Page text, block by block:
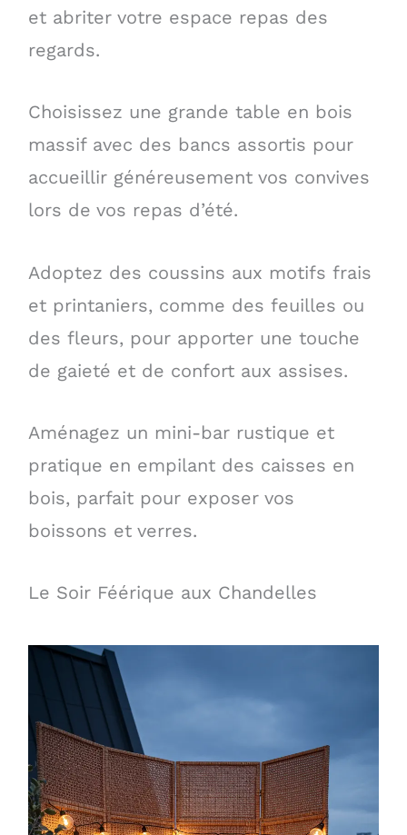
et abriter votre espace repas des
regards.
Choisissez une grande table en bois
massif avec des bancs assortis pour
accueillir généreusement vos convives
lors de vos repas d’été.
Adoptez des coussins aux motifs frais
et printaniers, comme des feuilles ou
des fleurs, pour apporter une touche
de gaieté et de confort aux assises.
Aménagez un mini-bar rustique et
pratique en empilant des caisses en
bois, parfait pour exposer vos
boissons et verres.
Le Soir Féérique aux Chandelles